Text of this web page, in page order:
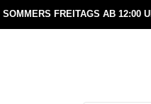
FREITAGS AB 12:00